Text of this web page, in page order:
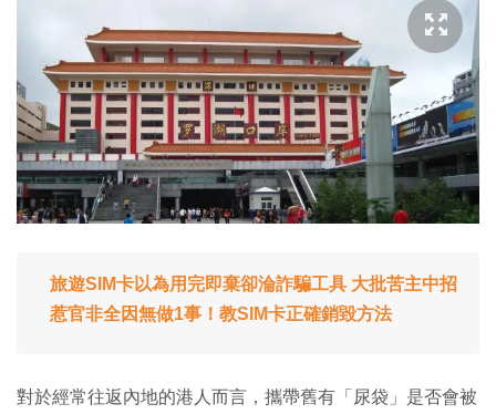
旅遊SIM卡以為用完即棄卻淪詐騙工具 大批苦主中招
惹官非全因無做1事！教SIM卡正確銷毀方法
對於經常往返內地的港人而言，攜帶舊有「尿袋」是否會被